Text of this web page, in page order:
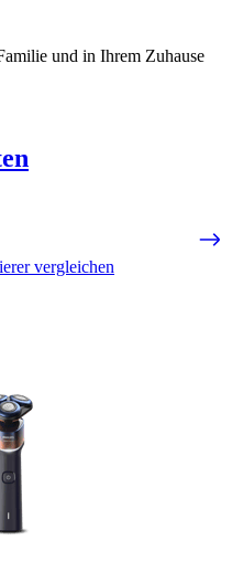
und in Ihrem Zuhause
vergleichen